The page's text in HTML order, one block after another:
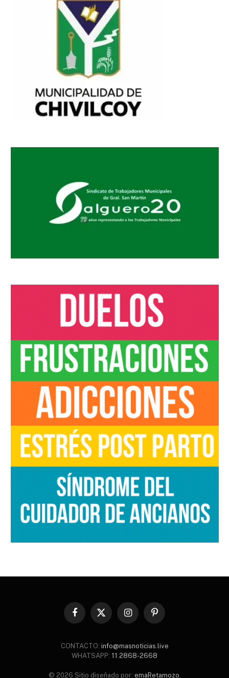
Facebook
X
InstagramPinterest
CONTACTO: info@masnoticias.live
WHATSAPP: 11 2868-2668
© 2026 Sitio diseñado por: emaRetamozo